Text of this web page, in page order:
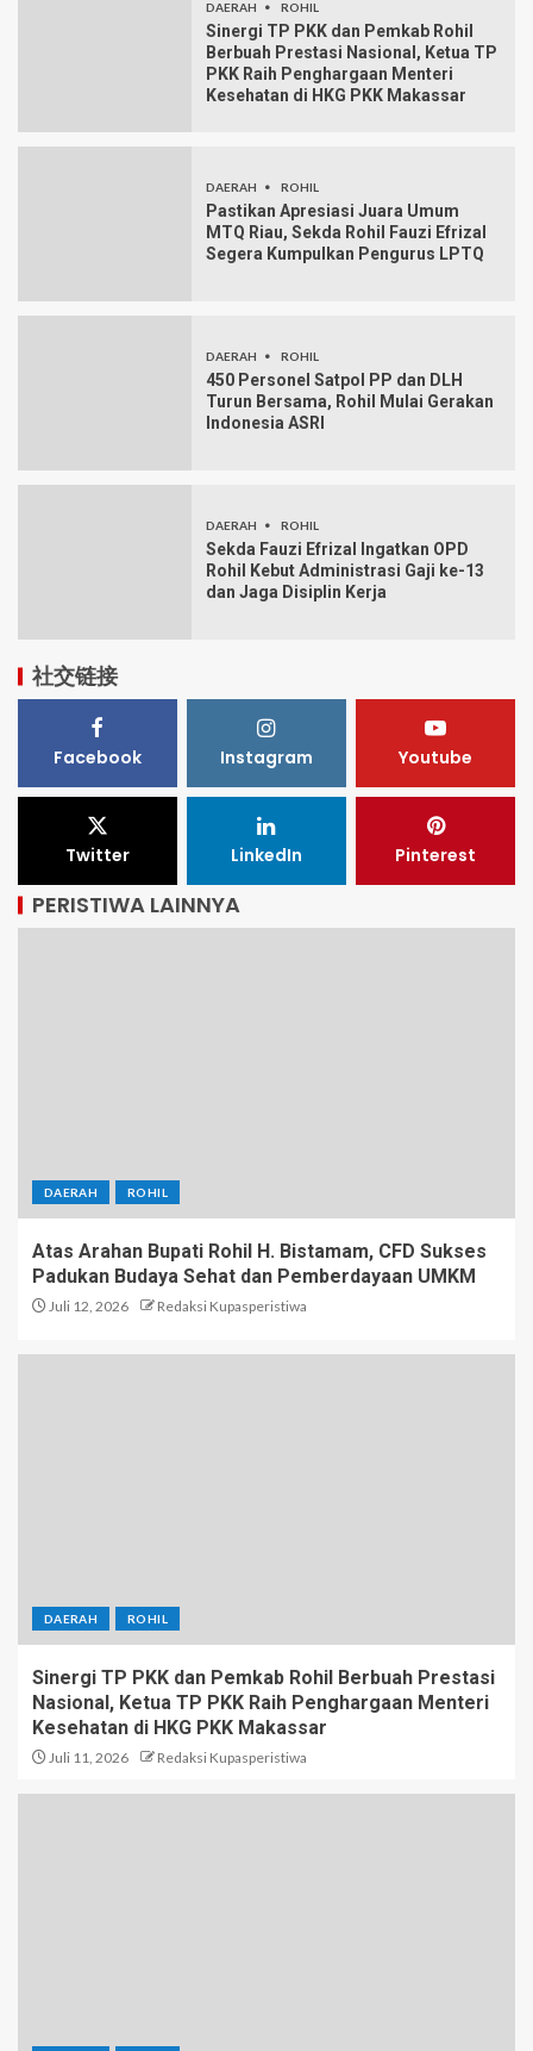
DAERAH ROHIL
Sinergi TP PKK dan Pemkab Rohil
Berbuah Prestasi Nasional, Ketua TP
PKK Raih Penghargaan Menteri
Kesehatan di HKG PKK Makassar
DAERAH ROHIL
Pastikan Apresiasi Juara Umum
MTQ Riau, Sekda Rohil Fauzi Efrizal
Segera Kumpulkan Pengurus LPTQ
DAERAH ROHIL
450 Personel Satpol PP dan DLH
Turun Bersama, Rohil Mulai Gerakan
Indonesia ASRI
DAERAH ROHIL
Sekda Fauzi Efrizal Ingatkan OPD
Rohil Kebut Administrasi Gaji ke-13
dan Jaga Disiplin Kerja
社交链接
Facebook Instagram Youtube
Twitter LinkedIn Pinterest
PERISTIWA LAINNYA
DAERAH ROHIL
Atas Arahan Bupati Rohil H. Bistamam, CFD Sukses
Padukan Budaya Sehat dan Pemberdayaan UMKM
Juli 12, 2026 Redaksi Kupasperistiwa
DAERAH ROHIL
Sinergi TP PKK dan Pemkab Rohil Berbuah Prestasi
Nasional, Ketua TP PKK Raih Penghargaan Menteri
Kesehatan di HKG PKK Makassar
Juli 11, 2026 Redaksi Kupasperistiwa